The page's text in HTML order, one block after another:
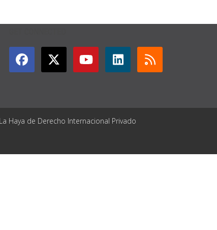
Haya de Derecho Internacional Privado